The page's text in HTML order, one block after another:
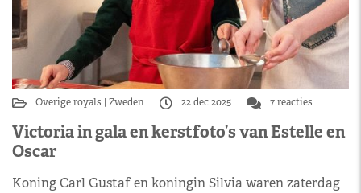
Overige royals Zweden 22 dec 2025 7 reacties
Victoria in gala en kerstfoto’s van Estelle en
Oscar
Koning Carl Gustaf en koningin Silvia waren zaterdag